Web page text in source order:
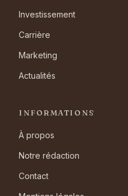
Investissement
Carrière
Marketing
Actualités
INFORMATIONS
À propos
Notre rédaction
Contact